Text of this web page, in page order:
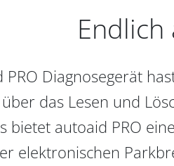
Diagnosegerät
das Lesen und
bietet autoaid PRO
elektronischen